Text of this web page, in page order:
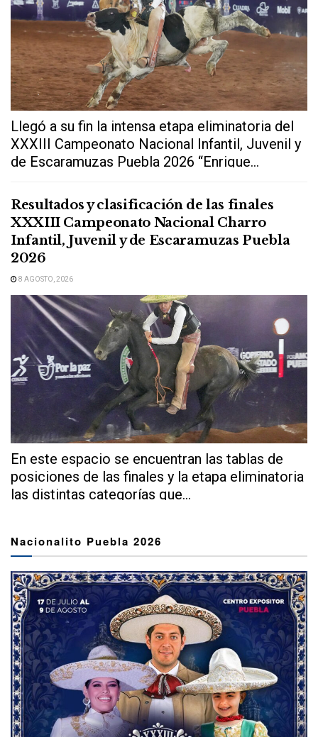
Llegó a su fin la intensa etapa eliminatoria del
XXXIII Campeonato Nacional Infantil, Juvenil y
de Escaramuzas Puebla 2026 “Enrique...
Resultados y clasificación de las finales
XXXIII Campeonato Nacional Charro
Infantil, Juvenil y de Escaramuzas Puebla
2026
8 AGOSTO, 2026
En este espacio se encuentran las tablas de
posiciones de las finales y la etapa eliminatoria
las distintas categorías que...
Nacionalito Puebla 2026